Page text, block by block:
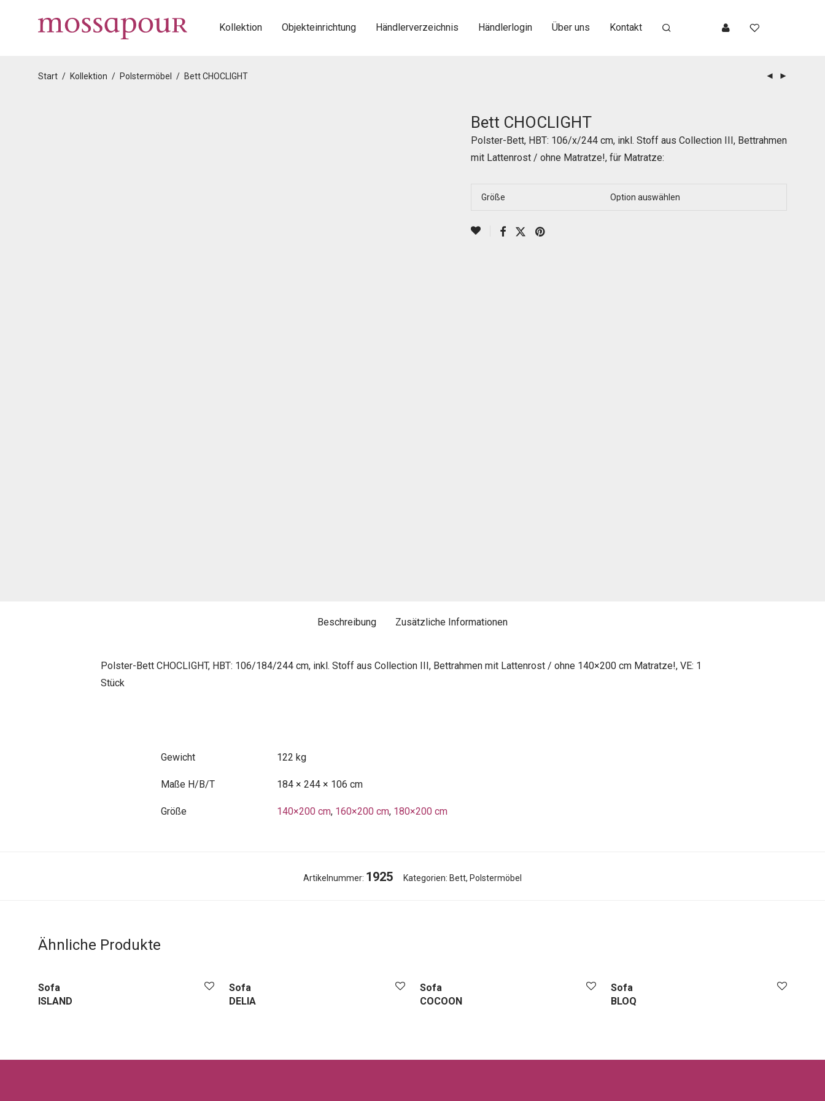
Kollektion Objekteinrichtung Händlerverzeichnis Händlerlogin Über uns Kontakt
Start / Kollektion / Polstermöbel / Bett CHOCLIGHT
Bett CHOCLIGHT
Polster-Bett, HBT: 106/x/244 cm, inkl. Stoff aus Collection III, Bettrahmen
mit Lattenrost / ohne Matratze!, für Matratze:
Größe
Beschreibung Zusätzliche Informationen
Polster-Bett CHOCLIGHT, HBT: 106/184/244 cm, inkl. Stoff aus Collection III, Bettrahmen mit Lattenrost / ohne 140×200 cm Matratze!, VE: 1
Stück
Gewicht 122 kg
Maße 184 × 244 × 106 cm
Größe 140×200 cm, 160×200 cm, 180×200 cm
Artikelnummer: 1925 Kategorien: Bett, Polstermöbel
Ähnliche Produkte
Sofa
ISLAND
Sofa
DELIA
Sofa
COCOON
Sofa
BLOQ